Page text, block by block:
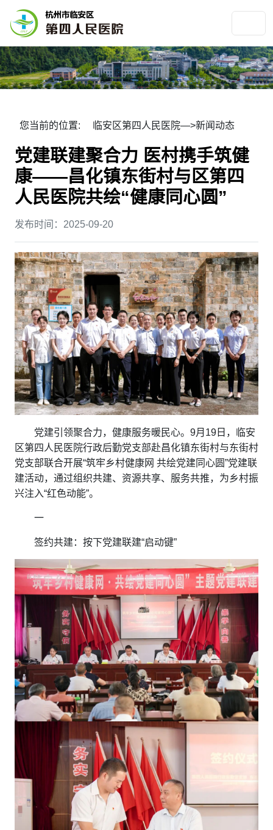
您当前的位置: 临安区第四人民医院—>新闻动态
党建联建聚合力 医村携手筑健
康——昌化镇东街村与区第四
人民医院共绘“健康同心圆”
发布时间：2025-09-20
党建引领聚合力，健康服务暖民心。9月19日，临安
区第四人民医院行政后勤党支部赴昌化镇东街村与东街村
党支部联合开展“筑牢乡村健康网 共绘党建同心圆”党建联
建活动，通过组织共建、资源共享、服务共推，为乡村振
兴注入“红色动能”。
一
签约共建：按下党建联建“启动键”